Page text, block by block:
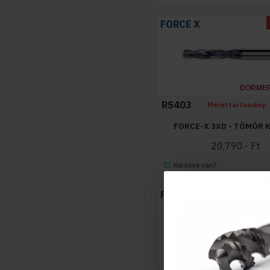
FORCE X
RS403 Mérettartomány:
FORCE-X 3XD - TÖMÖR
20,790.- Ft
Kérdése van?
FORCE X